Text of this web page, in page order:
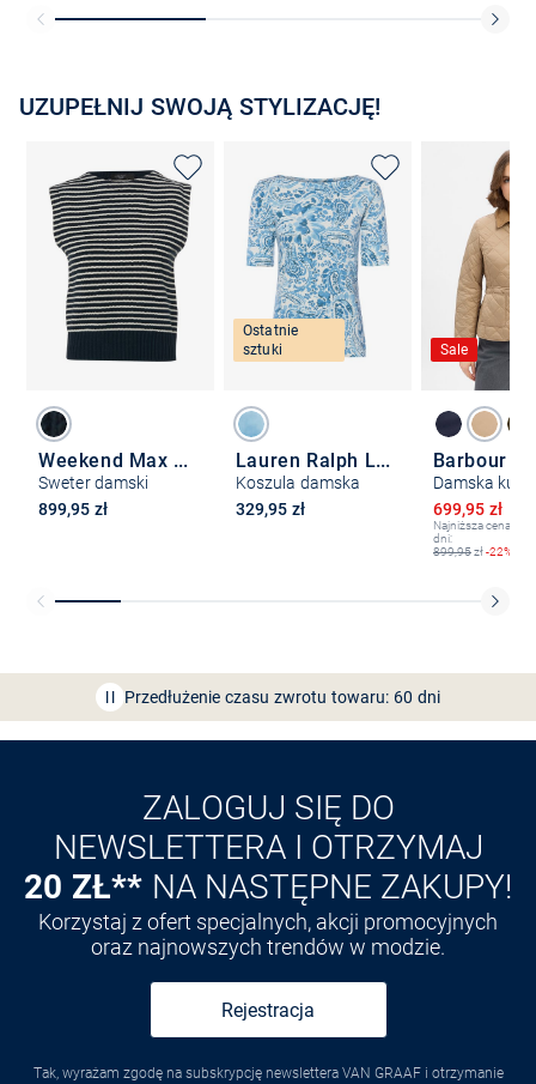
UZUPEŁNIJ SWOJĄ STYLIZACJĘ!
Weekend Max Mara
Sweter damski
899,95 zł
Ostatnie
sztuki
Lauren Ralph Lauren
Koszula damska
329,95 zł
Sale
Barbour
Obniżona
699,95 zł
Najniższa cena z
dni:
899,95zł-22%
Przedłużenie czasu zwrotu towaru: 60 dni
Odkryj aplikację VANGRAAF
ZALOGUJ SIĘ DO
NEWSLETTERA I OTRZYMAJ
20 ZŁ** NA NASTĘPNE ZAKUPY!
Korzystaj z ofert specjalnych, akcji promocyjnych
oraz najnowszych trendów w modzie.
Rejestracja
Tak, wyrażam zgodę na subskrypcję newslettera VAN GRAAF i otrzymanie